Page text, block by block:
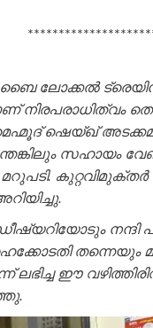
ലോക്കല്‍
നിരപരാധിത്വം
ഷെയ്ഖ്
സഹായം
തന്നെയും മറ്റ്
ലഭിച്ച ഈ